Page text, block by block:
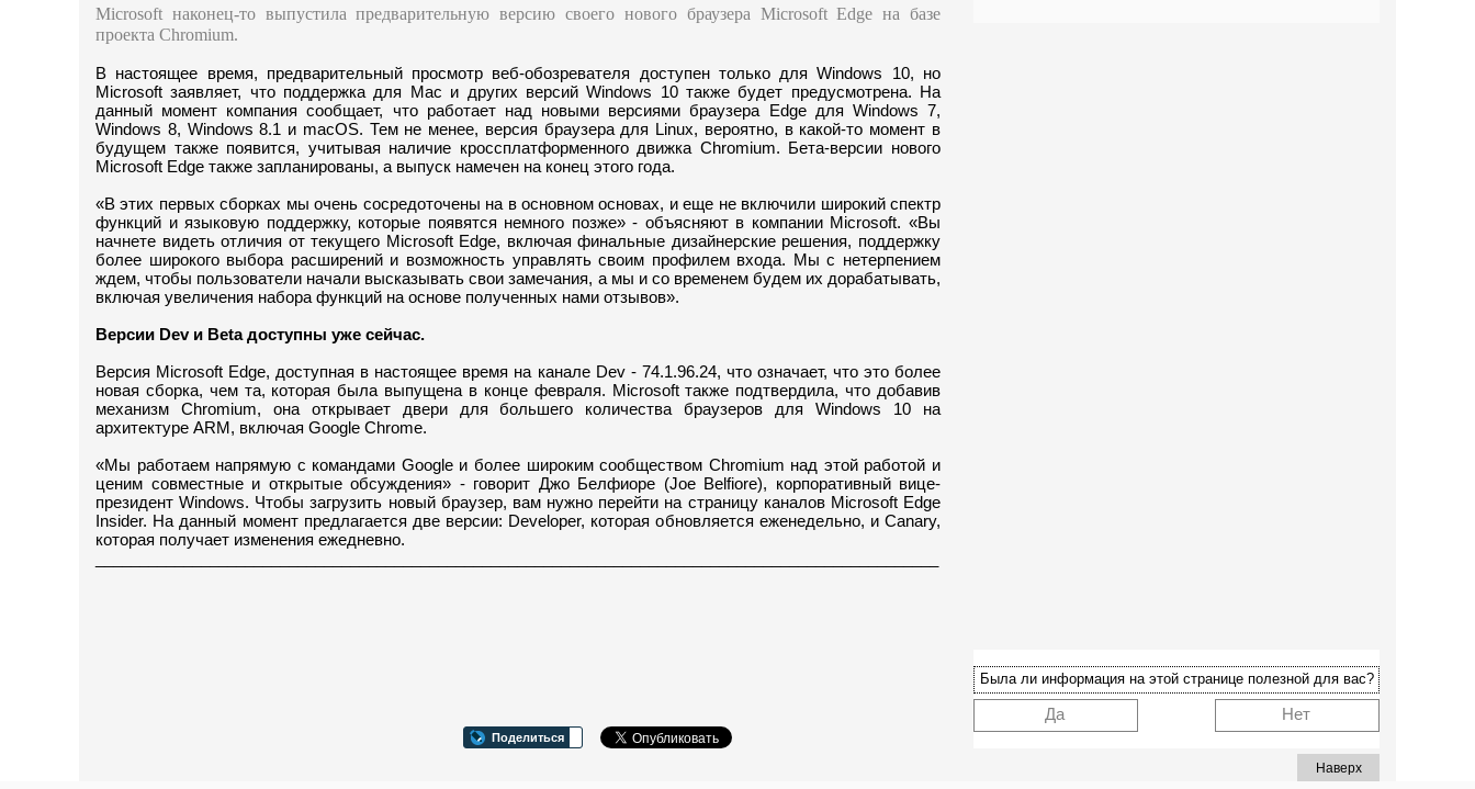
Microsoft наконец-то выпустила предварительную версию своего нового браузера Microsoft Edge на базе
проекта Chromium.
В настоящее время, предварительный просмотр веб-обозревателя доступен только для Windows 10, но
Microsoft заявляет, что поддержка для Mac и других версий Windows 10 также будет предусмотрена. На
данный момент компания сообщает, что работает над новыми версиями браузера Edge для Windows 7,
Windows 8, Windows 8.1 и macOS. Тем не менее, версия браузера для Linux, вероятно, в какой-то момент в
будущем также появится, учитывая наличие кроссплатформенного движка Chromium. Бета-версии нового
Microsoft Edge также запланированы, а выпуск намечен на конец этого года.
«В этих первых сборках мы очень сосредоточены на в основном основах, и еще не включили широкий спектр
функций и языковую поддержку, которые появятся немного позже» - объясняют в компании Microsoft. «Вы
начнете видеть отличия от текущего Microsoft Edge, включая финальные дизайнерские решения, поддержку
более широкого выбора расширений и возможность управлять своим профилем входа. Мы с нетерпением
ждем, чтобы пользователи начали высказывать свои замечания, а мы и со временем будем их дорабатывать,
включая увеличения набора функций на основе полученных нами отзывов».
Версии Dev и Beta доступны уже сейчас.
Версия Microsoft Edge, доступная в настоящее время на канале Dev - 74.1.96.24, что означает, что это более
новая сборка, чем та, которая была выпущена в конце февраля. Microsoft также подтвердила, что добавив
механизм Chromium, она открывает двери для большего количества браузеров для Windows 10 на
архитектуре ARM, включая Google Chrome.
«Мы работаем напрямую с командами Google и более широким сообществом Chromium над этой работой и
ценим совместные и открытые обсуждения» - говорит Джо Белфиоре (Joe Belfiore), корпоративный вице-
президент Windows. Чтобы загрузить новый браузер, вам нужно перейти на страницу каналов Microsoft Edge
Insider. На данный момент предлагается две версии: Developer, которая обновляется еженедельно, и Canary,
которая получает изменения ежедневно.
Поделиться
Наверх
Нет
Да
Была ли информация на этой странице полезной для вас?